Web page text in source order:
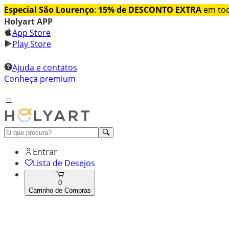
Especial São Lourenço: 15% de DESCONTO EXTRA em
Holyart APP
App Store
Play Store
Ajuda e contatos
Conheça premium
Entrar
Lista de Desejos
0
Carrinho de Compras